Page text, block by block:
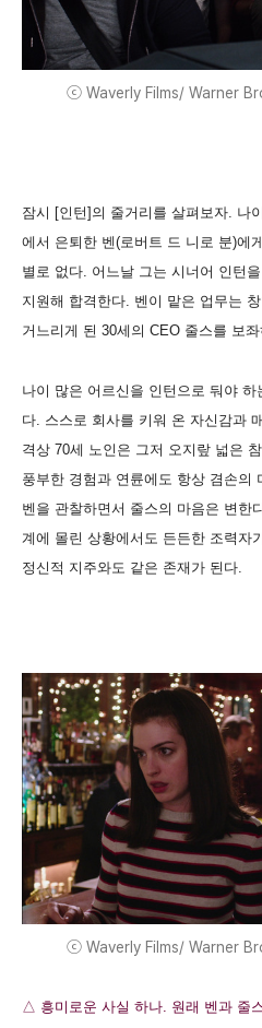
ⓒ Waverly Films/ Warner
잠시 [인턴]의 줄거리를 살펴보자. 나
에서 은퇴한 벤(로버트 드 니로 분)에
별로 없다. 어느날 그는 시너어 인턴
지원해 합격한다. 벤이 맡은 업무는
거느리게 된 30세의 CEO 줄스를 보
나이 많은 어르신을 인턴으로 둬야
다. 스스로 회사를 키워 온 자신감과
격상 70세 노인은 그저 오지랖 넓은
풍부한 경험과 연륜에도 항상 겸손의
벤을 관찰하면서 줄스의 마음은 변한
계에 몰린 상황에서도 든든한 조력자
정신적 지주와도 같은 존재가 된다.
ⓒ Waverly Films/ Warner
△ 흥미로운 사실 하나. 원래 벤과 줄